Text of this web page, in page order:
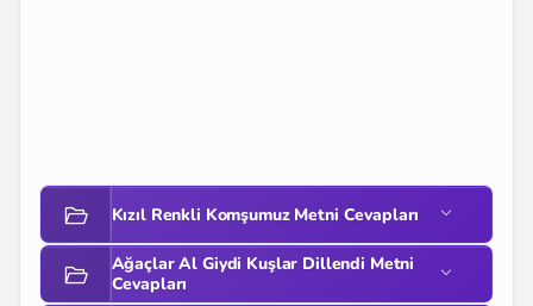
Kızıl Renkli Komşumuz Metni Cevapları
Ağaçlar Al Giydi Kuşlar Dillendi Metni
Cevapları